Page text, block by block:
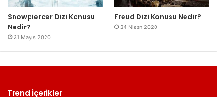
Snowpiercer Dizi Konusu
Nedir?
31 Mayıs 2020
Freud Dizi Konusu Nedir?
24 Nisan 2020
Trend İçerikler